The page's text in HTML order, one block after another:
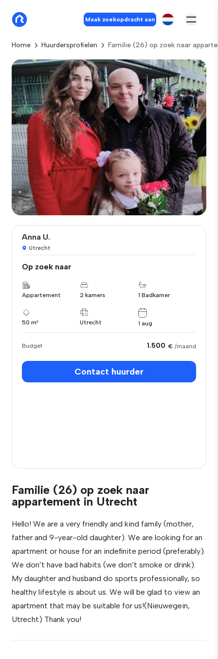
Maak zoekopdracht aan
Home Huurdersprofielen Familie (26) op zoek naar
Anna U.
Utrecht
Op zoek naar
Appartement 2 kamers 1 Badkamer
50 m² Utrecht 1 aug
Budget 1.500 € /maand
Contact huurder
Familie (26) op zoek naar
appartement in Utrecht
Hello! We are a very friendly and kind family (mother,
father and 9-year-old daughter). We are looking for an
apartment or house for an indefinite period (preferably).
We don’t have bad habits (we don’t smoke or drink).
My daughter and husband do sports professionally, so
healthy lifestyle is about us. We will be glad to view an
apartment that may be suitable for us!(Nieuwegein,
Utrecht) Thank you!